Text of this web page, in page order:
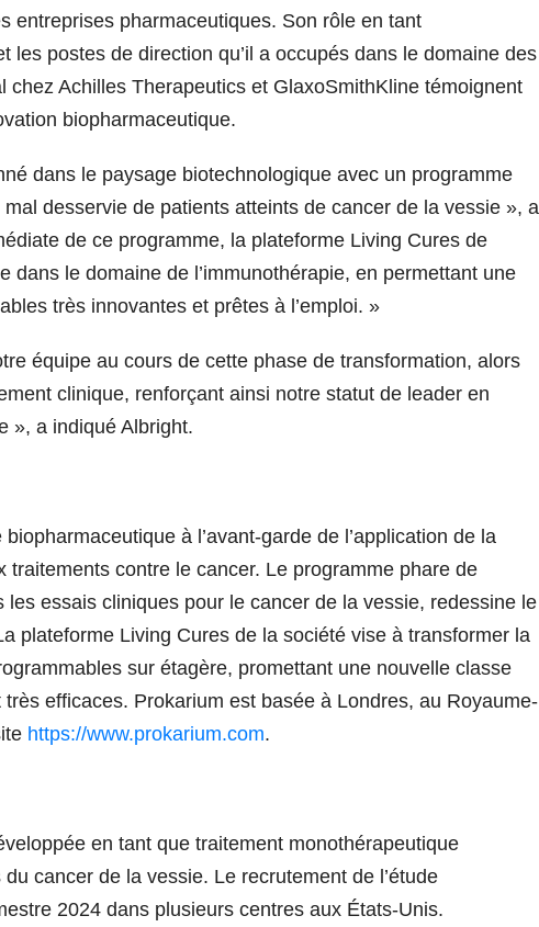
entreprises pharmaceutiques. Son rôle en tant
les postes de direction qu’il a occupés dans le domaine des
Achilles Therapeutics et GlaxoSmithKline témoignent
biopharmaceutique.
dans le paysage biotechnologique avec un programme
desservie de patients atteints de cancer de la vessie », a
de ce programme, la plateforme Living Cures de
dans le domaine de l’immunothérapie, en permettant une
très innovantes et prêtes à l’emploi. »
équipe au cours de cette phase de transformation, alors
clinique, renforçant ainsi notre statut de leader en
», a indiqué Albright.
à l’avant-garde de l’application de la
contre le cancer. Le programme phare de
essais cliniques pour le cancer de la vessie, redessine le
plateforme Living Cures de la société vise à transformer la
sur étagère, promettant une nouvelle classe
efficaces. Prokarium est basée à Londres, au Royaume-
https://www.prokarium.com.
en tant que traitement monothérapeutique
cancer de la vessie. Le recrutement de l’étude
2024 dans plusieurs centres aux États-Unis.